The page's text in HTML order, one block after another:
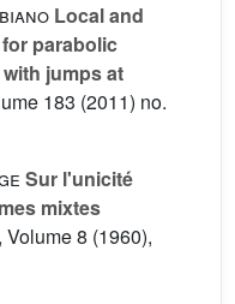
Local and
parabolic
jumps at
183 (2011) no.
Sur l'unicité
mixtes
, Volume 8 (1960),